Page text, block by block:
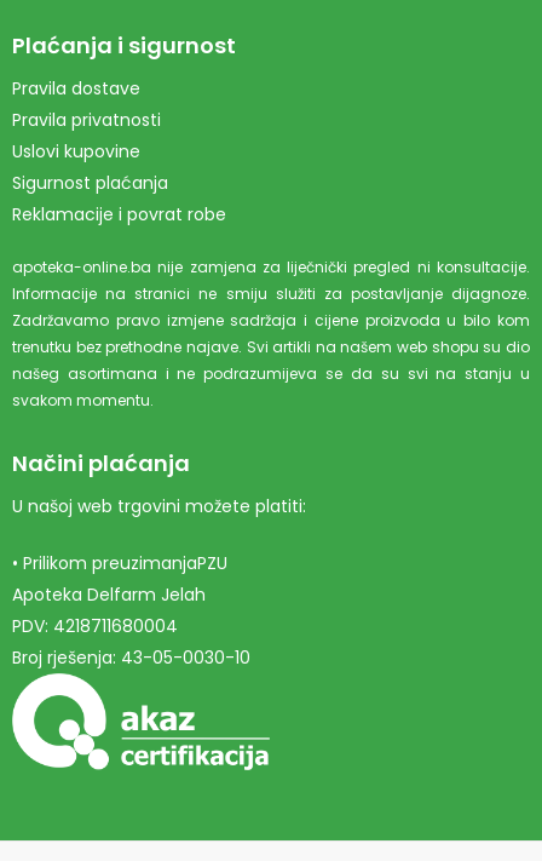
Plaćanja i sigurnost
Pravila dostave
Pravila privatnosti
Uslovi kupovine
Sigurnost plaćanja
Reklamacije i povrat robe
apoteka-online.ba nije zamjena za liječnički pregled ni konsultacije.
Informacije na stranici ne smiju služiti za postavljanje dijagnoze.
Zadržavamo pravo izmjene sadržaja i cijene proizvoda u bilo kom
trenutku bez prethodne najave. Svi artikli na našem web shopu su dio
našeg asortimana i ne podrazumijeva se da su svi na stanju u
svakom momentu.
Načini plaćanja
U našoj web trgovini možete platiti:
• Prilikom preuzimanjaPZU
Apoteka Delfarm Jelah
PDV: 4218711680004
Broj rješenja: 43-05-0030-10